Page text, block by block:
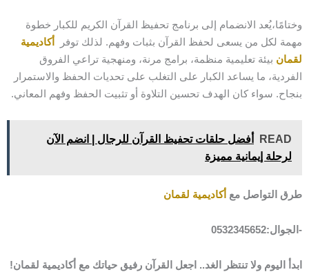
وختامًا،يُعد الانضمام إلى برنامج تحفيظ القرآن الكريم للكبار خطوة
مهمة لكل من يسعى لحفظ القرآن بثبات وفهم. لذلك توفر
أكاديمية
لقمان بيئة تعليمية منظمة، برامج مرنة، ومنهجية تراعي الفروق
الفردية، ما يساعد الكبار على التغلب على تحديات الحفظ والاستمرار
بنجاح. سواء كان الهدف تحسين التلاوة أو تثبيت الحفظ وفهم المعاني.
READ
أفضل حلقات تحفيظ القرآن للرجال | انضم الآن
لرحلة إيمانية مميزة
طرق التواصل مع أكاديمية لقمان
-الجوال:0532345652
ابدأ اليوم ولا تنتظر الغد.. اجعل القرآن رفيق حياتك مع أكاديمية لقمان!